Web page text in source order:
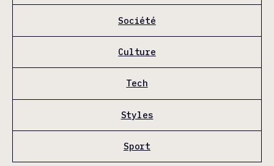
Société
Culture
Tech
Styles
Sport